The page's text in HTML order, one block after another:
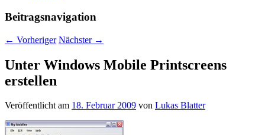
Beitragsnavigation
← Vorheriger Nächster →
Unter Windows Mobile Printscreens
erstellen
Veröffentlicht am 18. Februar 2009 von Lukas Blatter